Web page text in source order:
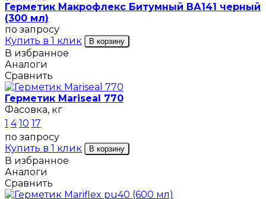
Герметик Макрофлекс Битумный ВА141 черный
(300 мл)
по запросу
Купить в 1 клик
В корзину
В избранное
Аналоги
Сравнить
Герметик Mariseal 770
Фасовка, кг
1 4 10 17
по запросу
Купить в 1 клик
В корзину
В избранное
Аналоги
Сравнить